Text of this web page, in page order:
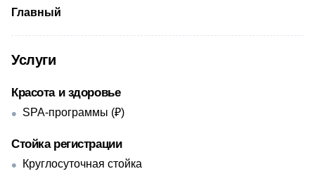
Главный
Услуги
Красота и здоровье
SPA-программы (₽)
Стойка регистрации
Круглосуточная стойка